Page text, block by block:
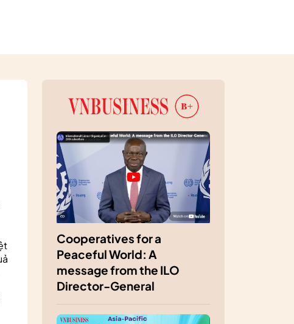
Cooperatives for a
Peaceful World: A
message from the ILO
Director-General